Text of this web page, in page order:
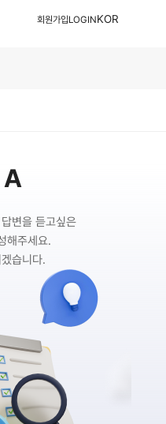
회원가입LOGINKOR
A
변을 듣고싶은
해주세요.
습니다.